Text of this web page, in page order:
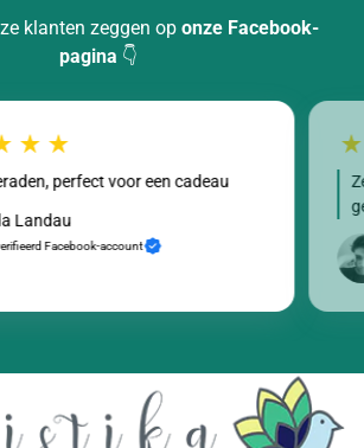
klanten zeggen op onze Facebook-
pagina 👇
perfect voor een cadeau
Landau
Facebook-account